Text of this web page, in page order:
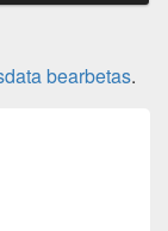
bearbetas.